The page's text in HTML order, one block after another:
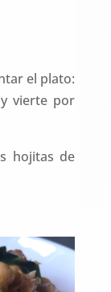
el plato:
vierte por
hojitas de